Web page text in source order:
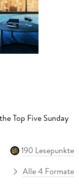
Top Five Sunday
190 Lesepunkte
Alle 4 Formate